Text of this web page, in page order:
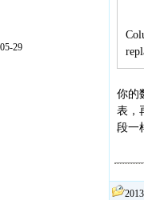
29
你的
表，
段一